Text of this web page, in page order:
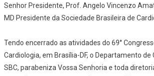
Senhor Presidente, Prof. Angelo Vincenzo
MD Presidente da Sociedade Brasileira de
Tendo encerrado as atividades do 69°
Cardiologia, em Brasília-DF, o Departamento de
SBC, parabeniza Vossa Senhoria e toda